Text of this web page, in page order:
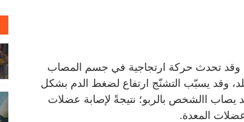
وقد تحدث حركة ارتجاجية في جسم المصاب
وقد يسبّب التشنّج ارتفاع لضغط الدم بشكل
يصاب االشخص بالربو؛ نتيجةً لإصابة عضلات
عضلات المعدة.